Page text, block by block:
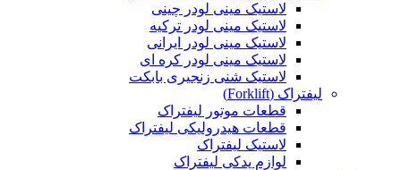
لاستیک مینی لودر چینی
لاستیک مینی لودر ترکیه
لاستیک مینی لودر ایرانی
لاستیک مینی لودر کره ای
لاستیک شنی زنجیری بابکت
لیفتراک (Forklift)
قطعات موتور لیفتراک
قطعات هیدرولیکی لیفتراک
لاستیک لیفتراک
لوازم یدکی لیفتراک